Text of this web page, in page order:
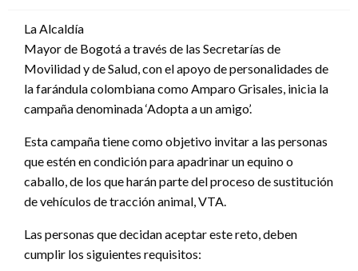
La Alcaldía
Mayor de Bogotá a través de las Secretarías de
Movilidad y de Salud, con el apoyo de personalidades de
la farándula colombiana como Amparo Grisales, inicia la
campaña denominada ‘Adopta a un amigo’.
Esta campaña tiene como objetivo invitar a las personas
que estén en condición para apadrinar un equino o
caballo, de los que harán parte del proceso de sustitución
de vehículos de tracción animal, VTA.
Las personas que decidan aceptar este reto, deben
cumplir los siguientes requisitos: